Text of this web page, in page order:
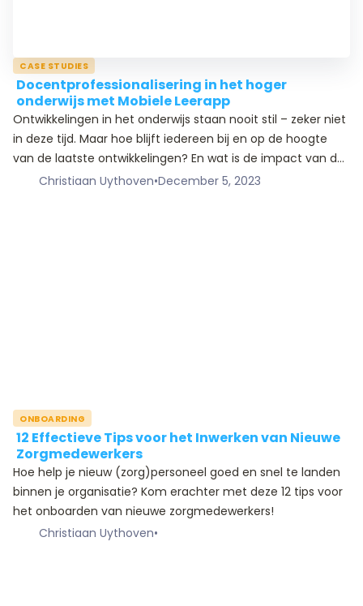
CASE STUDIES
Docentprofessionalisering in het hoger
onderwijs met Mobiele Leerapp
Ontwikkelingen in het onderwijs staan nooit stil – zeker niet
in deze tijd. Maar hoe blijft iedereen bij en op de hoogte
van de laatste ontwikkelingen? En wat is de impact van de
verschillende (ict) innovaties en ontwikkelingen voor de
Christiaan Uythoven•December 5, 2023
ONBOARDING
12 Effectieve Tips voor het Inwerken van Nieuwe
Zorgmedewerkers
Hoe help je nieuw (zorg)personeel goed en snel te landen
binnen je organisatie? Kom erachter met deze 12 tips voor
het onboarden van nieuwe zorgmedewerkers!
Christiaan Uythoven•